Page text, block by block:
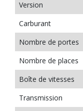
Version
Carburant
Nombre de portes
Nombre de places
Boîte de vitesses
Transmission